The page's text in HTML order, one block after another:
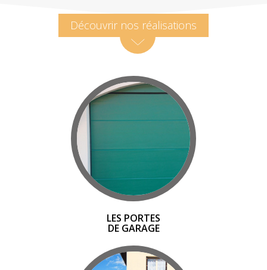
Découvrir nos réalisations
LES PORTES
DE GARAGE